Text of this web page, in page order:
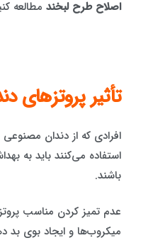
اصلاح طرح لبخند مطالعه
تأثیر پروتزهای
افرادی که از دندان مصنوعی
استفاده می‌کنند باید به
باشند.
عدم تمیز کردن مناسب
میکروب‌ها و ایجاد بوی بد